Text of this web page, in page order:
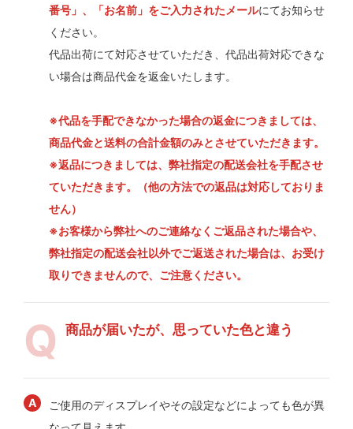
番号」、「お名前」をご入力されたメールにてお知らせ
ください。
代品出荷にて対応させていただき、代品出荷対応できな
い場合は商品代金を返金いたします。
※代品を手配できなかった場合の返金につきましては、
商品代金と送料の合計金額のみとさせていただきます。
※返品につきましては、弊社指定の配送会社を手配させ
ていただきます。（他の方法での返品は対応しておりま
せん）
※お客様から弊社へのご連絡なくご返品された場合や、
弊社指定の配送会社以外でご返送された場合は、お受け
取りできませんので、ご注意ください。
商品が届いたが、思っていた色と違う
ご使用のディスプレイやその設定などによっても色が異